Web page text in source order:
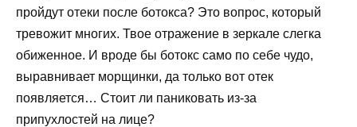
пройдут отеки после ботокса? Это вопрос, который
тревожит многих. Твое отражение в зеркале слегка
обиженное. И вроде бы ботокс само по себе чудо,
выравнивает морщинки, да только вот отек
появляется… Стоит ли паниковать из-за
припухлостей на лице?